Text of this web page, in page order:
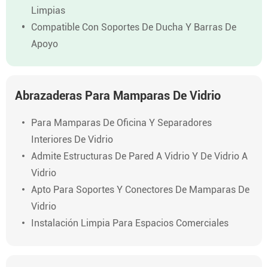
Limpias
Compatible Con Soportes De Ducha Y Barras De
Apoyo
Abrazaderas Para Mamparas De Vidrio
Para Mamparas De Oficina Y Separadores
Interiores De Vidrio
Admite Estructuras De Pared A Vidrio Y De Vidrio A
Vidrio
Apto Para Soportes Y Conectores De Mamparas De
Vidrio
Instalación Limpia Para Espacios Comerciales